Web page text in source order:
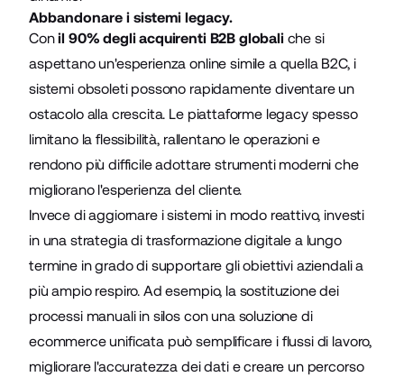
Abbandonare i sistemi legacy.
Conil 90% degli acquirenti B2B globaliche si
aspettano un'esperienza online simile a quella B2C, i
sistemi obsoleti possono rapidamente diventare un
ostacolo alla crescita. Le piattaforme legacy spesso
limitano la flessibilità, rallentano le operazioni e
rendono più difficile adottare strumenti moderni che
migliorano l'esperienza del cliente.
Invece di aggiornare i sistemi in modo reattivo, investi
in una strategia di trasformazione digitale a lungo
termine in grado di supportare gli obiettivi aziendali a
più ampio respiro. Ad esempio, la sostituzione dei
processi manuali in silos con una soluzione di
ecommerce unificata può semplificare i flussi di lavoro,
migliorare l'accuratezza dei dati e creare un percorso